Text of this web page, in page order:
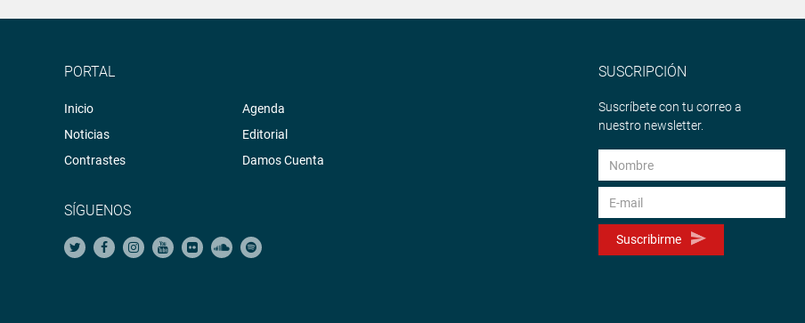
PORTAL
Inicio
Noticias
Contrastes
Agenda
Editorial
Damos Cuenta
SÍGUENOS
SUSCRIPCIÓN
Suscríbete con tu correo a
nuestro newsletter.
Suscribirme